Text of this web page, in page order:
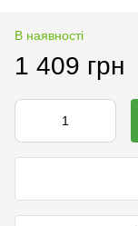
В наявності
1 409 грн